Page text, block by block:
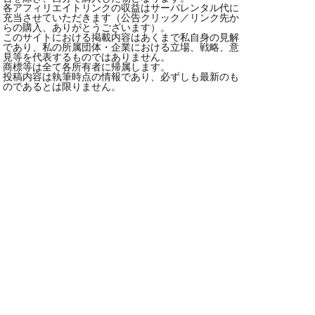
各アフィリエイトリンクの収益はサーバレンタル代に
充当させていただきます（公告クリック／リンク先か
らの購入、ありがとうございます）。
このサイトにおける掲載内容はあくまで私自身の見解
であり、私の所属団体・企業における立場、戦略、意
見等を代表するものではありません。
商標等は全て各所有者に帰属します。
投稿内容は執筆時点の情報であり、必ずしも最新のも
のであるとは限りません。